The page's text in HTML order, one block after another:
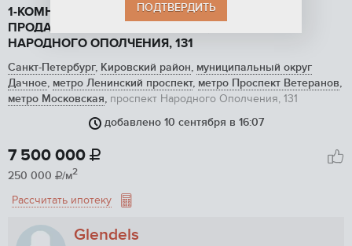
1-КОМНАТНАЯ КВАРТИРА, 30 М2, ЭТАЖ 4 / 9, НА
ПРОДАЖУ В САНКТ-ПЕТЕРБУРГЕ, ПРОСПЕКТ
НАРОДНОГО ОПОЛЧЕНИЯ, 131
Санкт-Петербург, Кировский район, муниципальный округ
Дачное, метро Ленинский проспект, метро Проспект Ветеранов,
метро Московская, проспект Народного Ополчения, 131
добавлено 10 сентября в 16:07
1/ 16
7 500 000 
250 000 /м2
Рассчитать ипотеку
Glendels
ПОДТВЕРДИТЬ